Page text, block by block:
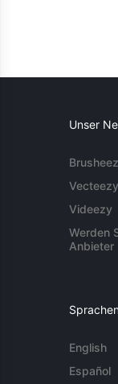
Unser
Vecteezy
Videezy
Werden
Anbieter
Sprachen
English
Español